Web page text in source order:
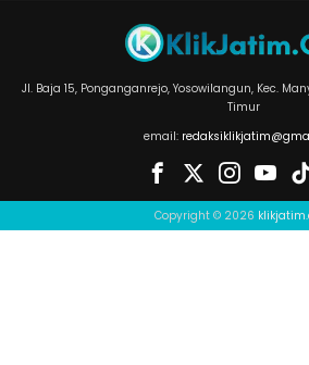
Jl. Baja 15, Ponganganrejo, Yosowilangun, Kec.
Timur
email:
Copyright © 2026